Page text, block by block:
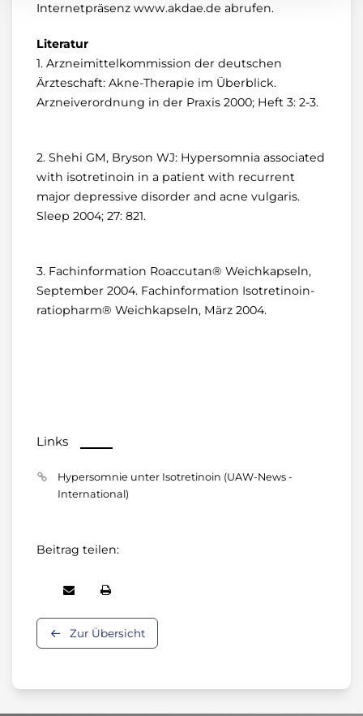
Internetpräsenz www.akdae.de abrufen.
Literatur
1. Arzneimittelkommission der deutschen
Ärzteschaft: Akne-Therapie im Überblick.
Arzneiverordnung in der Praxis 2000; Heft 3: 2-3.
2. Shehi GM, Bryson WJ: Hypersomnia associated
with isotretinoin in a patient with recurrent
major depressive disorder and acne vulgaris.
Sleep 2004; 27: 821.
3. Fachinformation Roaccutan® Weichkapseln,
September 2004. Fachinformation Isotretinoin-
ratiopharm® Weichkapseln, März 2004.
Links
Hypersomnie unter Isotretinoin (UAW-News -
International)
Beitrag teilen:
Zur Übersicht